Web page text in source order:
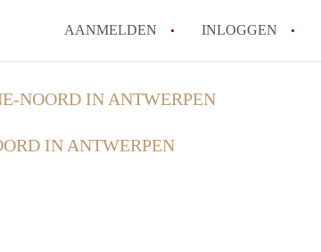
AANMELDEN INLOGGEN
NOORD IN ANTWERPEN
IN ANTWERPEN